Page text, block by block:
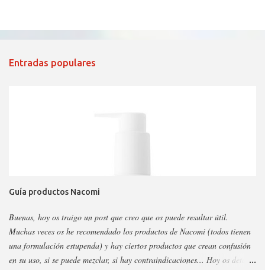
Entradas populares
Guía productos Nacomi
Buenas, hoy os traigo un post que creo que os puede resultar útil.
Muchas veces os he recomendado los productos de Nacomi (todos tienen
una formulación estupenda) y hay ciertos productos que crean confusión
en su uso, si se puede mezclar, si hay contraindicaciones... Hoy os detallo